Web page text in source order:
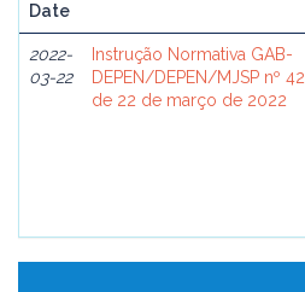
Date
2022-
03-22
Instrução Normativa GAB-
DEPEN/DEPEN/MJSP nº 42,
de 22 de março de 2022